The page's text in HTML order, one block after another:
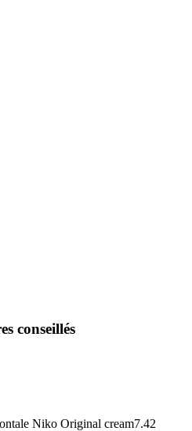
conseillés
Niko Original cream7.42